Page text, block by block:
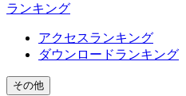
ランキング
アクセスランキング
ダウンロードランキング
その他